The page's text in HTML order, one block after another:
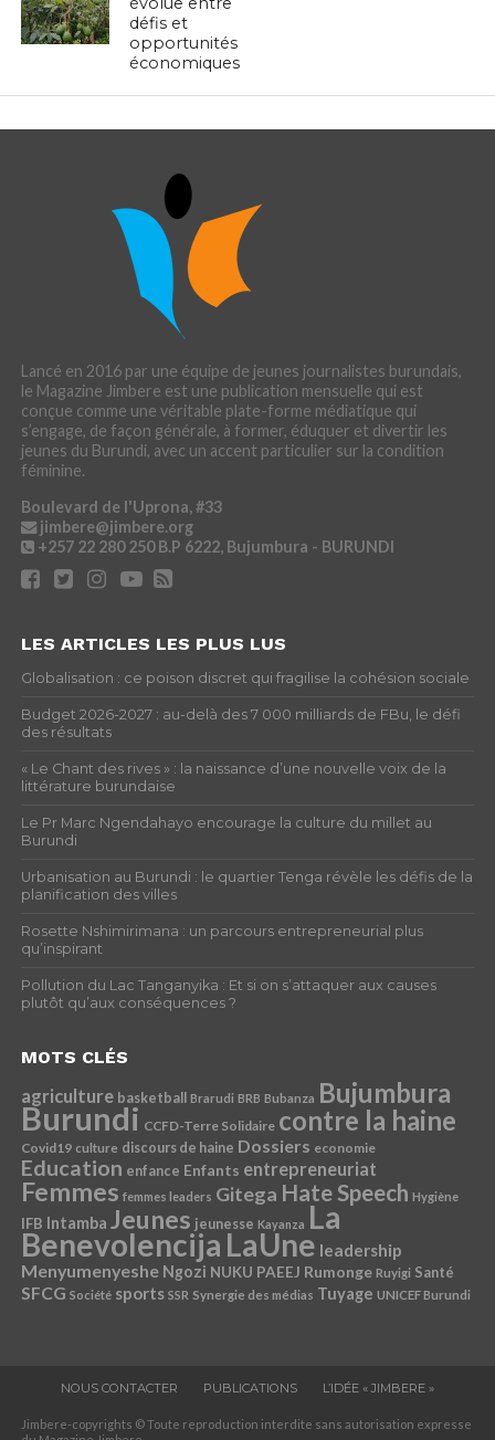
défis et
opportunités
économiques
Lancé en 2016 par une équipe de jeunes journalistes burundais,
le Magazine Jimbere est une publication mensuelle qui est
conçue comme une véritable plate-forme médiatique qui
s’engage, de façon générale, à former, éduquer et divertir les
jeunes du Burundi, avec un accent particulier sur la condition
féminine.
Boulevard de l'Uprona, #33
jimbere@jimbere.org
+257 22 280 250 B.P 6222, Bujumbura - BURUNDI
LES ARTICLES LES PLUS LUS
Globalisation : ce poison discret qui fragilise la cohésion sociale
Budget 2026-2027 : au-delà des 7 000 milliards de FBu, le défi
des résultats
« Le Chant des rives » : la naissance d’une nouvelle voix de la
littérature burundaise
Le Pr Marc Ngendahayo encourage la culture du millet au
Burundi
Urbanisation au Burundi : le quartier Tenga révèle les défis de la
planification des villes
Rosette Nshimirimana : un parcours entrepreneurial plus
qu’inspirant
Pollution du Lac Tanganyika : Et si on s’attaquer aux causes
plutôt qu’aux conséquences ?
MOTS CLÉS
agriculture basketball Brarudi BRB Bubanza Bujumbura
Burundi CCFD-Terre Solidaire contre la haine
Covid19 culture discours de haine Dossiers economie
Education enfance Enfants entrepreneuriat
Femmes femmes leaders Gitega Hate Speech Hygiène
IFB Intamba Jeunes jeunesse Kayanza La
Benevolencija LaUne leadership
Menyumenyeshe Ngozi NUKU PAEEJ Rumonge Ruyigi Santé
SFCG Société sports SSR Synergie des médias Tuyage UNICEF Burundi
NOUS CONTACTER PUBLICATIONS L’IDÉE « JIMBERE »
Jimbere-copyrights © Toute reproduction interdite sans autorisation expresse